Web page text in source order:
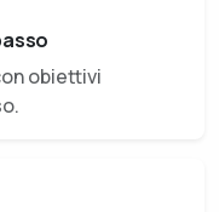
obiettivi